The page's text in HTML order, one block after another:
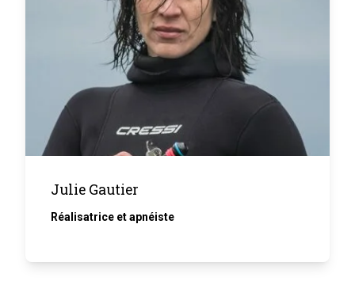
Julie Gautier
Réalisatrice et apnéiste